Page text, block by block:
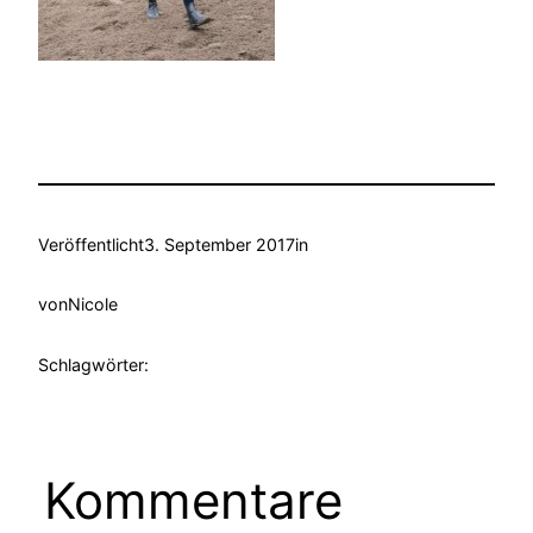
Veröffentlicht3. September 2017in
vonNicole
Schlagwörter:
Kommentare